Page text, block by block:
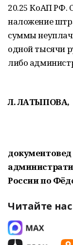
20.25 КоАП РФ.
наложение
суммы
одной тысячи
либо
Л. ЛАТЫПОВА,
России по
Читайте нас